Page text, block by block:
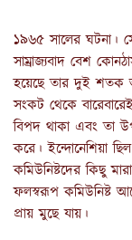
১৯৬৫ সালের ঘটনা। সে
সাম্রাজ্যবাদ বেশ
হয়েছে তার দুই শতক
সংকট থেকে
বিপদ থাকা এবং তা
করে। ইন্দোনেশিয়া
কমিউনিষ্টদের কিছু
ফলস্বরূপ কমিউনিষ্ট
প্রায় মুছে যায়।